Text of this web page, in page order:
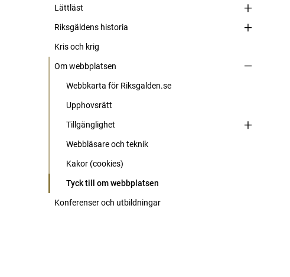
Lättläst
Riksgäldens historia
Kris och krig
Om webbplatsen
Webbkarta för Riksgalden.se
Upphovsrätt
Tillgänglighet
Webbläsare och teknik
Kakor (cookies)
Tyck till om webbplatsen
Konferenser och utbildningar